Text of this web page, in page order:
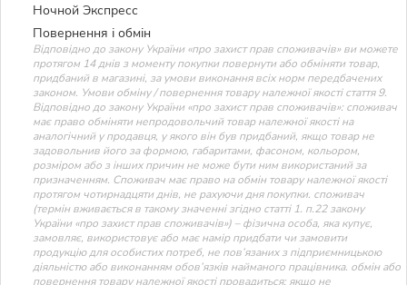
Ночной Экспресс
Повернення і обмін
Відповідно до закону України «про захист прав споживачів» ви можете
протягом 14 днів з моменту покупки повернути або обміняти товар,
придбаний в магазині, за умови виконання всіх норм передбачених
законом. Умови обміну / повернення товару належної якості стаття 9.
Відповідно до закону України «про захист прав споживачів»: споживач
має право обміняти непродовольчий товар належної якості на
аналогічний у продавця, у якого він був придбаний, якщо товар не
задовольнив його за формою, габаритами, фасоном, кольором,
розміром або з інших причин не може бути ним використаний за
призначенням. Споживач має право на обмін товару належної якості
протягом чотирнадцяти днів, не рахуючи дня покупки. споживач
(термін вживається в такому значенні згідно статті 1. п.22 закону
України «про захист прав споживачів») – фізична особа, яка купує,
замовляє, використовує або має намір придбати чи замовити
продукцію для особистих потреб, не пов’язаних з підприємницькою
діяльністю або виконанням обов’язків найманого працівника. обмін або
повернення товару належної якості провадиться: якщо не